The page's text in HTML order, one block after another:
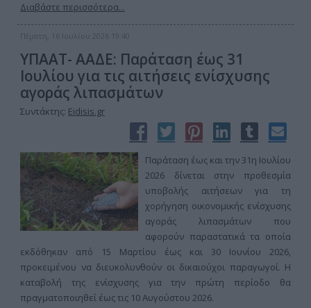
Διαβάστε περισσότερα...
Πέμπτη, 16 Ιουλίου 2026 19:40
ΥΠΑΑΤ- ΑΑΔΕ: Παράταση έως 31
Ιουλίου για τις αιτήσεις ενίσχυσης
αγοράς λιπασμάτων
Συντάκτης: Eidisis.gr
Παράταση έως και την 31η Ιουλίου
2026 δίνεται στην προθεσμία
υποβολής αιτήσεων για τη
χορήγηση οικονομικής ενίσχυσης
αγοράς λιπασμάτων που
αφορούν παραστατικά τα οποία
εκδόθηκαν από 15 Μαρτίου έως και 30 Ιουνίου 2026,
προκειμένου να διευκολυνθούν οι δικαιούχοι παραγωγοί. Η
καταβολή της ενίσχυσης για την πρώτη περίοδο θα
πραγματοποιηθεί έως τις 10 Αυγούστου 2026.